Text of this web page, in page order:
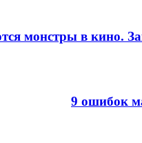
монстры в кино.
9 ошибок